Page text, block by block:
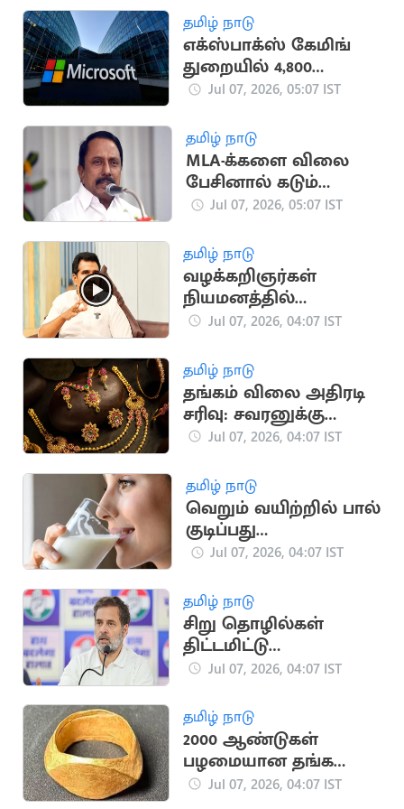
தமிழ் நாடு
எக்ஸ்பாக்ஸ் கேமிங்
துறையில் 4,800
ஊழியர்களை
மைக்ரோசாப்ட்
Jul 07, 2026, 05:07 IST
தமிழ் நாடு
MLA-க்களை விலை
பேசினால் கடும்
தண்டனை:
செங்கோட்டையன்
எச்சரிக்கை
Jul 07, 2026, 05:07 IST
தமிழ் நாடு
வழக்கறிஞர்கள்
நியமனத்தில்
முறைகேடா? -
நிர்மல்குமார் விளக்கம்
Jul 07, 2026, 04:07 IST
தமிழ் நாடு
தங்கம் விலை அதிரடி
சரிவு: சவரனுக்கு
ரூ.1,280 குறைந்தது
Jul 07, 2026, 04:07 IST
தமிழ் நாடு
வெறும் வயிற்றில் பால்
குடிப்பது
உடல்நலத்திற்கு தீங்கு
Jul 07, 2026, 04:07 IST
தமிழ் நாடு
சிறு தொழில்கள்
திட்டமிட்டு
நசுக்கப்படுகின்றன:
குற்றச்சாட்டு
Jul 07, 2026, 04:07 IST
தமிழ் நாடு
2000 ஆண்டுகள்
பழமையான தங்க
மோதிரங்கள்
Jul 07, 2026, 04:07 IST